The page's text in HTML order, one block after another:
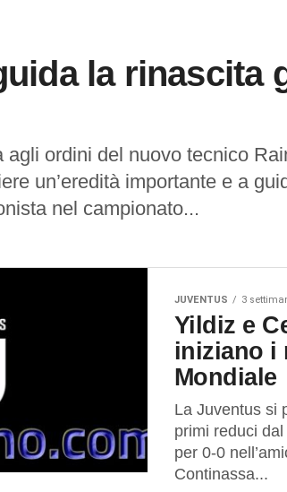
la rinascita
agli ordini del nuovo tecnico
un’eredità importante e a
nel campionato...
JUVENTUS 3
Yildiz e
iniziano i
Mondiale
La Juventus si
primi reduci
per 0-0
Continassa...